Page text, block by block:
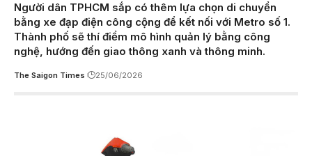
Người dân TPHCM sắp có thêm lựa chọn di chuyển
bằng xe đạp điện công cộng để kết nối với Metro số 1.
Thành phố sẽ thí điểm mô hình quản lý bằng công
nghệ, hướng đến giao thông xanh và thông minh.
The Saigon Times 25/06/2026